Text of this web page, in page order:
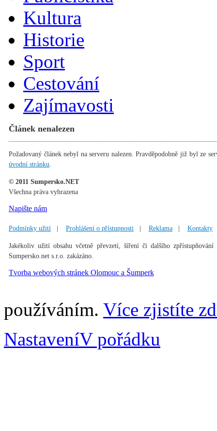
Kultura
Historie
Sport
Cestování
Zajímavosti
Článek nenalezen
Požadovaný článek nebyl na serveru nalezen. Pravděpodobně již byl ze
úvodní stránku.
© 2011 Sumpersko.NET
Všechna práva vyhrazena
Napište nám
Podmínky užití Prohlášení o přístupnosti Reklama Kontakty
Jakékoliv užití obsahu včetně převzetí, šíření či dalšího
Sumpersko.net s.r.o. zakázáno.
Tvorba webových stránek Olomouc a Šumperk
používáním. Více zjistíte
NastaveníV pořádku